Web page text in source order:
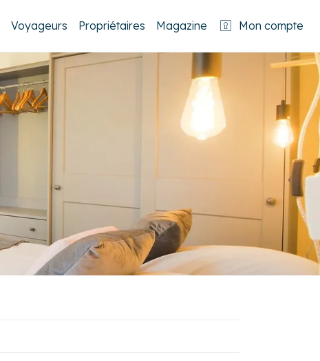
Voyageurs Propriétaires Magazine Mon compte